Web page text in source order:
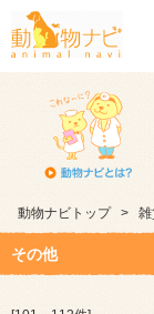
動物ナビトップ >
その他